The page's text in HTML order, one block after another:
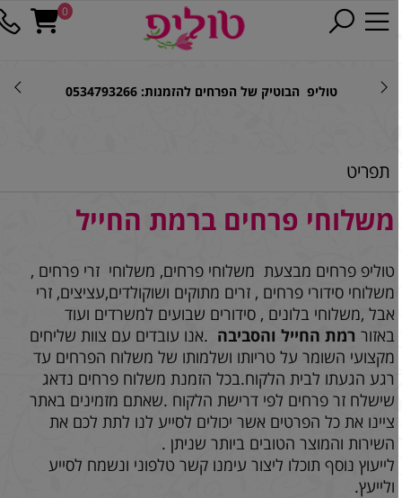
טוליפ הבוטיק של הפרחים להזמנות: 0534793266
0
תפריט
משלוחי פרחים ברמת החייל
טוליפ פרחים מבצעת משלוחי פרחים, משלוחי זרי פרחים ,
משלוחי סידורי פרחים , זרים מתוקים ושוקולדים,עציצים, זרי
אבל ,משלוחי בלונים , סידורים שבועים למשרדים ועוד
באזור רמת החייל והסביבה
.אנו עובדים עם צוות שליחים
מקצועי השומר על טריותו ושלמותו של משלוח הפרחים עד
רגע הגעתו לבית הלקוח.בכל הזמנת משלוח פרחים נדאג
שישלח זר פרחים לפי דרישת הלקוח .שאתם מזמינים באתר
ציינו את כל הפרטים אשר יכולים לסייע לנו לתת לכם את
השירות והמוצר הטובים ביותר שניתן .
לייעוץ נוסף תוכלו ליצור עימנו קשר טלפוני ונשמח לסייע
ולייעץ.